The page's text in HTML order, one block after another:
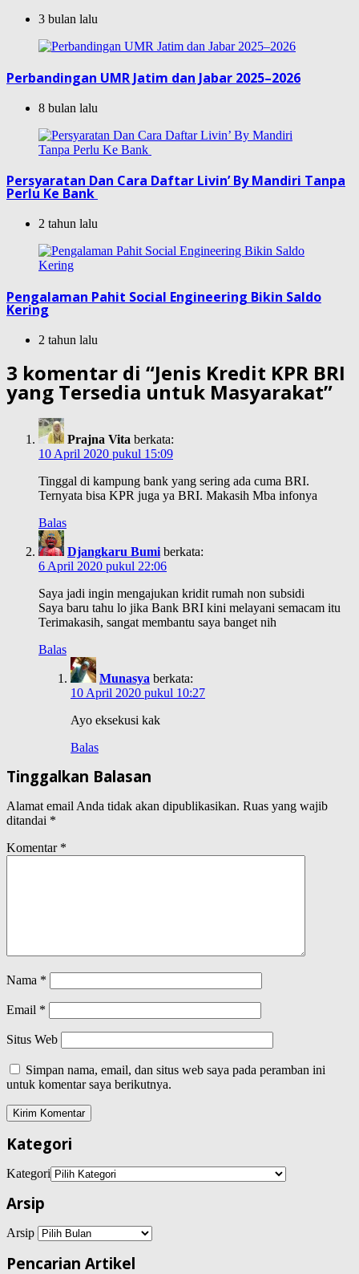
3 bulan lalu
Perbandingan UMR Jatim dan Jabar 2025–2026
8 bulan lalu
Persyaratan Dan Cara Daftar Livin’ By Mandiri Tanpa
Perlu Ke Bank
2 tahun lalu
Pengalaman Pahit Social Engineering Bikin Saldo
Kering
2 tahun lalu
3 komentar di “Jenis Kredit KPR BRI
yang Tersedia untuk Masyarakat”
Prajna Vita berkata:
10 April 2020 pukul 15:09
Tinggal di kampung bank yang sering ada cuma BRI.
Ternyata bisa KPR juga ya BRI. Makasih Mba infonya
Balas
Djangkaru Bumi berkata:
6 April 2020 pukul 22:06
Saya jadi ingin mengajukan kridit rumah non subsidi
Saya baru tahu lo jika Bank BRI kini melayani semacam itu
Terimakasih, sangat membantu saya banget nih
Balas
Munasya berkata:
10 April 2020 pukul 10:27
Ayo eksekusi kak
Balas
Tinggalkan Balasan
Alamat email Anda tidak akan dipublikasikan. Ruas yang wajib
ditandai *
Komentar *
Nama *
Email *
Situs Web
Simpan nama, email, dan situs web saya pada peramban ini
untuk komentar saya berikutnya.
Kategori
Kategori
Arsip
Arsip
Pencarian Artikel